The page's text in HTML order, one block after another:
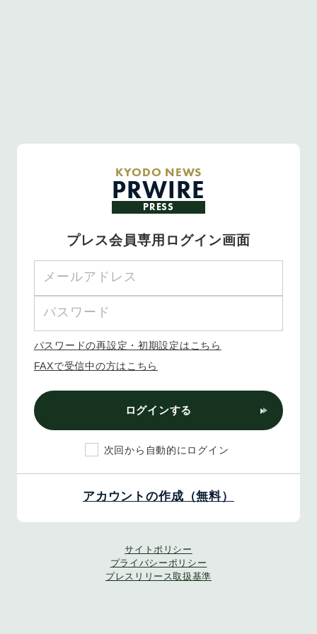
KYODO NEWS
PRWIRE
PRESS
プレス会員専用ログイン画面
パスワードの再設定・初期設定はこちら
FAXで受信中の方はこちら
ログインする
次回から自動的にログイン
アカウントの作成（無料）
サイトポリシー
プライバシーポリシー
プレスリリース取扱基準